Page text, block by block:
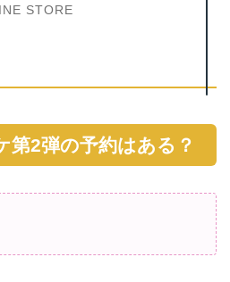
STORE
第2弾の予約はある？